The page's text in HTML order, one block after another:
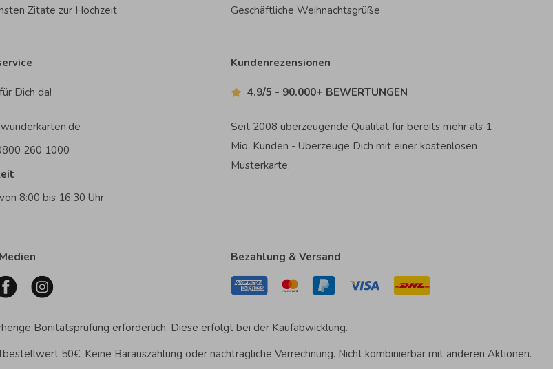
Zitate zur Hochzeit
Geschäftliche Weihnachtsgrüße
Dich da!
260 1000
8:00 bis 16:30 Uhr
Kundenrezensionen
4.9/5 - 90.000+ BEWERTUNGEN
Seit 2008 überzeugende Qualität für bereits mehr als 1
Mio. Kunden - Überzeuge Dich mit einer kostenlosen
Musterkarte.
Bezahlung & Versand
Bonitätsprüfung erforderlich. Diese erfolgt bei der Kaufabwicklung.
50€. Keine Barauszahlung oder nachträgliche Verrechnung. Nicht kombinierbar mit anderen Aktionen.